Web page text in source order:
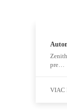
pre…
VIAC